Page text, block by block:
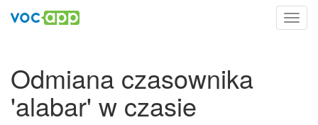
Odmiana czasownika
'alabar' w czasie